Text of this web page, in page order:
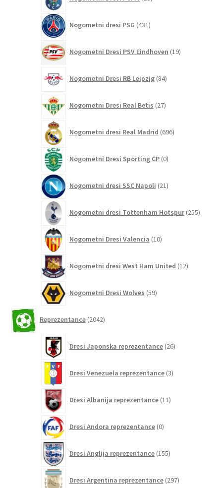
izdelkov
Nogometni dresi PSG 431izdelkov
Nogometni Dresi PSV Eindhoven 19izdelkov
Nogometni Dresi RB Leipzig 84izdelkov
Nogometni Dresi Real Betis 27izdelkov
Nogometni dresi Real Madrid 696izdelkov
Nogometni Dresi Sporting CP 0izdelkov
Nogometni dresi SSC Napoli 21izdelkov
Nogometni dresi Tottenham Hotspur 255
Nogometni Dresi Valencia 10izdelkov
Nogometni dresi West Ham United 12izdelkov
Nogometni Dresi Wolves 59izdelkov
Reprezentance 2042izdelkov
Dresi Japonska reprezentance 26izdelkov
Dresi Venezuela reprezentance 3izdelki
Dresi Albanija reprezentance 11izdelkov
Dresi Andora reprezentance 0izdelkov
Dresi Anglija reprezentance 155izdelkov
Dresi Argentina reprezentance 297izdelkov